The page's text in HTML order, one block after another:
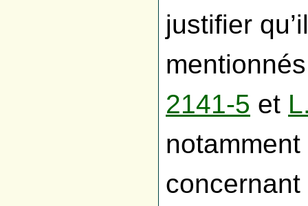
justifier
2141-5 et
concernant